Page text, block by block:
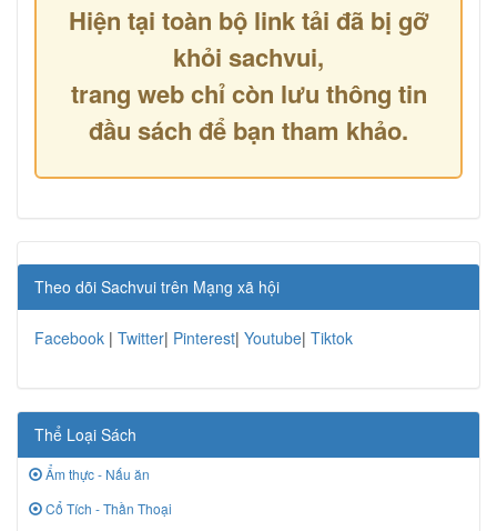
Hiện tại toàn bộ link tải đã bị gỡ
khỏi sachvui,
trang web chỉ còn lưu thông tin
đầu sách để bạn tham khảo.
Theo dõi Sachvui trên Mạng xã hội
Facebook | Twitter| Pinterest| Youtube| Tiktok
Thể Loại Sách
Ẩm thực - Nấu ăn
Cổ Tích - Thần Thoại